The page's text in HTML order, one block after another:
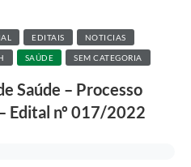
EDITAIS NOTICIAS
SAÚDE SEM CATEGORIA
Saúde – Processo
Edital nº 017/2022